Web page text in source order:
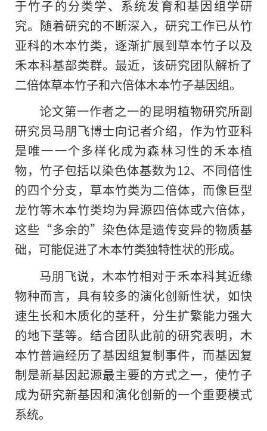
于竹子的分类学、系统发育和基因组学研
究。随着研究的不断深入，研究工作已从竹
亚科的木本竹类，逐渐扩展到草本竹子以及
禾本科基部类群。最近，该研究团队解析了
二倍体草本竹子和六倍体木本竹子基因组。
论文第一作者之一的昆明植物研究所副
研究员马朋飞博士向记者介绍，作为竹亚科
是唯一一个多样化成为森林习性的禾本植
物，竹子包括以染色体基数为12、不同倍性
的四个分支，草本竹类为二倍体，而像巨型
龙竹等木本竹类均为异源四倍体或六倍体，
这些“多余的”染色体是遗传变异的物质基
础，可能促进了木本竹类独特性状的形成。
马朋飞说，木本竹相对于禾本科其近缘
物种而言，具有较多的演化创新性状，如快
速生长和木质化的茎秆，分生扩繁能力强大
的地下茎等。结合团队此前的研究表明，木
本竹普遍经历了基因组复制事件，而基因复
制是新基因起源最主要的方式之一，使竹子
成为研究新基因和演化创新的一个重要模式
系统。